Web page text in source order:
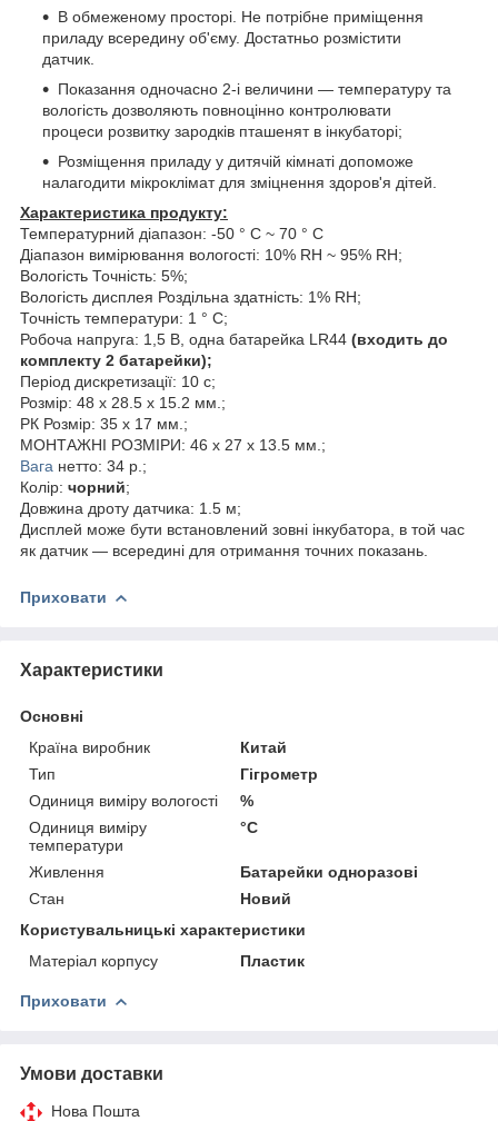
В обмеженому просторі. Не потрібне приміщення
приладу всередину об'єму. Достатньо розмістити
датчик.
Показання одночасно 2-і величини ― температуру та
вологість дозволяють повноцінно контролювати
процеси розвитку зародків пташенят в інкубаторі;
Розміщення приладу у дитячій кімнаті допоможе
налагодити мікроклімат для зміцнення здоров'я дітей.
Характеристика продукту:
Температурний діапазон: -50 ° C ~ 70 ° C
Діапазон вимірювання вологості: 10% RH ~ 95% RH;
Вологість Точність: 5%;
Вологість дисплея Роздільна здатність: 1% RH;
Точність температури: 1 ° C;
Робоча напруга: 1,5 В, одна батарейка LR44 (входить до
комплекту 2 батарейки);
Період дискретизації: 10 c;
Розмір: 48 x 28.5 x 15.2 мм.;
РК Розмір: 35 x 17 мм.;
МОНТАЖНІ РОЗМІРИ: 46 x 27 x 13.5 мм.;
Вага нетто: 34 р.;
Колір: чорний;
Довжина дроту датчика: 1.5 м;
Дисплей може бути встановлений зовні інкубатора, в той час
як датчик ― всередині для отримання точних показань.
Приховати
Характеристики
Основні
Країна виробник
Китай
Тип
Гігрометр
Одиниця виміру вологості
%
Одиниця виміру
температури
°С
Живлення
Батарейки одноразові
Стан
Новий
Користувальницькі характеристики
Матеріал корпусу
Пластик
Приховати
Умови доставки
Нова Пошта